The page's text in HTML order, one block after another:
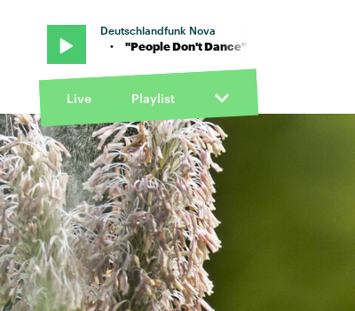
Deutschlandfunk Nova
· "People Don't Dance" von RDGLDGRN · "People
Live Playlist